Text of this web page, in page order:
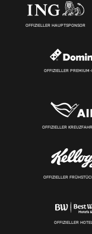
OFFIZIELLER HAUPTSPONSOR
OFFIZIELLER
OFFIZIELLER
OFFIZIELLER
OFFIZIELLER